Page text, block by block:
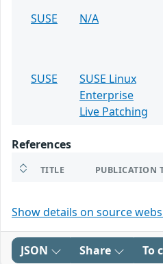
SUSE
N/A
SUSE
SUSE Linux
Enterprise
Live Patching
References
TITLE PUBLICATION
Show details on source
JSON Share To